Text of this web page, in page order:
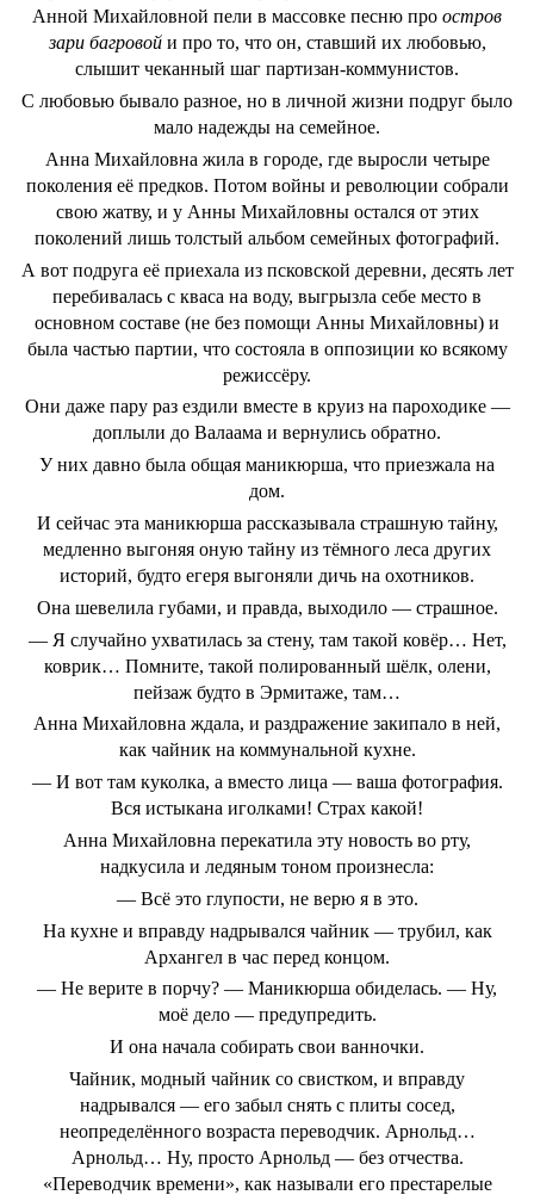
Анной Михайловной пели в массовке песню про остров
зари багровойи про то, что он, ставший их любовью,
слышит чеканный шаг партизан-коммунистов.
С любовью бывало разное, но в личной жизни подруг было
мало надежды на семейное.
Анна Михайловна жила в городе, где выросли четыре
поколения её предков. Потом войны и революции собрали
свою жатву, и у Анны Михайловны остался от этих
поколений лишь толстый альбом семейных фотографий.
А вот подруга её приехала из псковской деревни, десять лет
перебивалась с кваса на воду, выгрызла себе место в
основном составе (не без помощи Анны Михайловны) и
была частью партии, что состояла в оппозиции ко всякому
режиссёру.
Они даже пару раз ездили вместе в круиз на пароходике —
доплыли до Валаама и вернулись обратно.
У них давно была общая маникюрша, что приезжала на
дом.
И сейчас эта маникюрша рассказывала страшную тайну,
медленно выгоняя оную тайну из тёмного леса других
историй, будто егеря выгоняли дичь на охотников.
Она шевелила губами, и правда, выходило — страшное.
— Я случайно ухватилась за стену, там такой ковёр… Нет,
коврик… Помните, такой полированный шёлк, олени,
пейзаж будто в Эрмитаже, там…
Анна Михайловна ждала, и раздражение закипало в ней,
как чайник на коммунальной кухне.
— И вот там куколка, а вместо лица — ваша фотография.
Вся истыкана иголками! Страх какой!
Анна Михайловна перекатила эту новость во рту,
надкусила и ледяным тоном произнесла:
— Всё это глупости, не верю я в это.
На кухне и вправду надрывался чайник — трубил, как
Архангел в час перед концом.
— Не верите в порчу? — Маникюрша обиделась. — Ну,
моё дело — предупредить.
И она начала собирать свои ванночки.
Чайник, модный чайник со свистком, и вправду
надрывался — его забыл снять с плиты сосед,
неопределённого возраста переводчик. Арнольд…
Арнольд… Ну, просто Арнольд — без отчества.
«Переводчик времени», как называли его престарелые